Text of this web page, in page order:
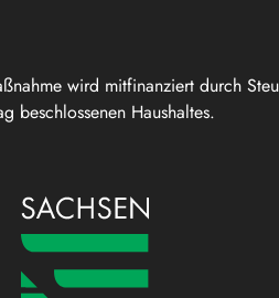
wird mitfinanziert durch
beschlossenen Haushaltes.